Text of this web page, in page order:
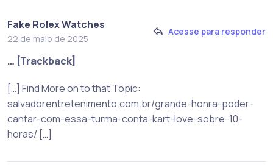
Fake Rolex Watches
22 de maio de 2025
Acesse para responder
… [Trackback]
[…] Find More on to that Topic:
salvadorentretenimento.com.br/grande-honra-poder-
cantar-com-essa-turma-conta-kart-love-sobre-10-
horas/ […]